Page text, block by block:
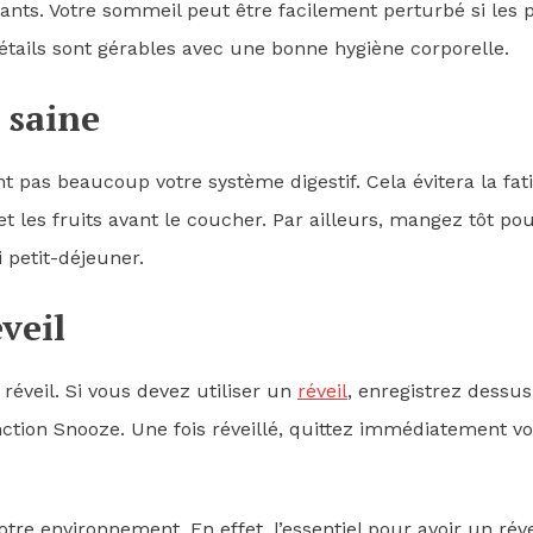
Votre sommeil peut être facilement perturbé si les
sont gérables avec une bonne hygiène corporelle.
pas beaucoup votre système digestif. Cela évitera la
les fruits avant le coucher. Par ailleurs, mangez tôt
petit-déjeuner.
Si vous devez utiliser un réveil, enregistrez
Snooze. Une fois réveillé, quittez immédiatement